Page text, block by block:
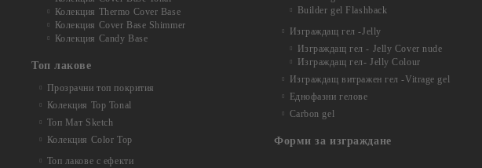
Колекция Thermo Cover Base
Колекция Cover Base Shimmer
Колекция Candy Base
Топ лакове
Прозрачни топ покрития
Колекция Top Tonal
Топ Мат Sketch
Колекция Color Top
Топ лакове с ефекти
Builder gel Flashback
Изграждащ гел -Jelly
Изграждащ гел - Jelly Cover nude
Изграждащ гел- Jelly Colour
Изграждащ витражен гел -Vitrage gel
Еднофазни гелове
Carbon gel
Форми за изграждане